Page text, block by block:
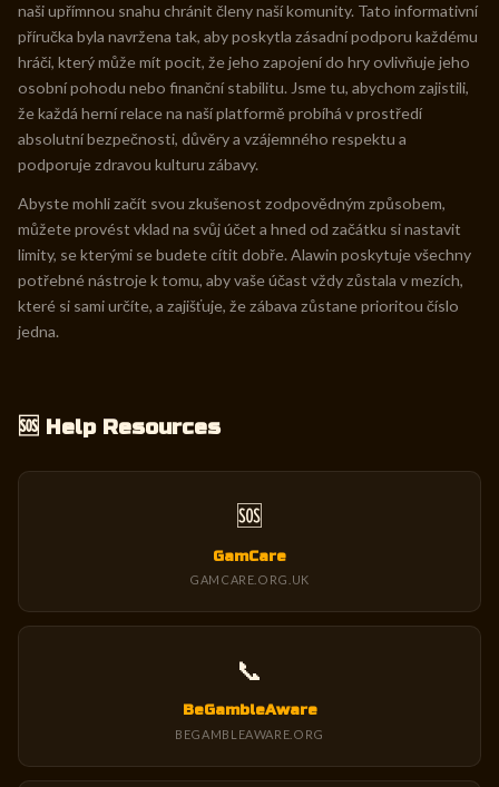
naši upřímnou snahu chránit členy naší komunity. Tato informativní
příručka byla navržena tak, aby poskytla zásadní podporu každému
hráči, který může mít pocit, že jeho zapojení do hry ovlivňuje jeho
osobní pohodu nebo finanční stabilitu. Jsme tu, abychom zajistili,
že každá herní relace na naší platformě probíhá v prostředí
absolutní bezpečnosti, důvěry a vzájemného respektu a
podporuje zdravou kulturu zábavy.
Abyste mohli začít svou zkušenost zodpovědným způsobem,
můžete provést vklad na svůj účet a hned od začátku si nastavit
limity, se kterými se budete cítit dobře. Alawin poskytuje všechny
potřebné nástroje k tomu, aby vaše účast vždy zůstala v mezích,
které si sami určíte, a zajišťuje, že zábava zůstane prioritou číslo
jedna.
🆘 Help Resources
🆘
GamCare
GAMCARE.ORG.UK
📞
BeGambleAware
BEGAMBLEAWARE.ORG